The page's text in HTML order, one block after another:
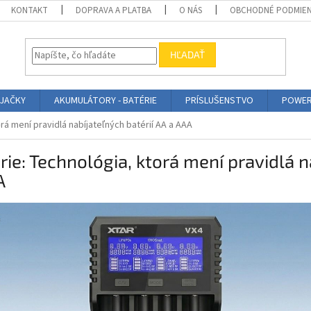
KONTAKT DOPRAVA A PLATBA O NÁS OBCHODNÉ
HĽADAŤ
AKUMULÁTORY - BATÉRIE PRÍSLUŠENSTVO
mení pravidlá nabíjateľných batérií AA a AAA
Technológia, ktorá mení pravidlá